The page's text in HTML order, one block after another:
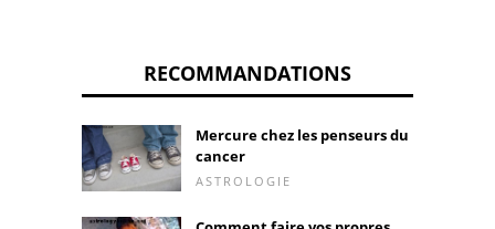
RECOMMANDATIONS
Mercure chez les penseurs du
cancer
ASTROLOGIE